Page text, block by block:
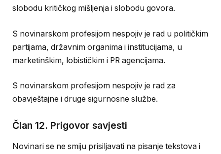
slobodu kritičkog mišljenja i slobodu govora.
S novinarskom profesijom nespojiv je rad u političkim
partijama, državnim organima i institucijama, u
marketinškim, lobističkim i PR agencijama.
S novinarskom profesijom nespojiv je rad za
obavještajne i druge sigurnosne službe.
Član 12. Prigovor savjesti
Novinari se ne smiju prisiljavati na pisanje tekstova i